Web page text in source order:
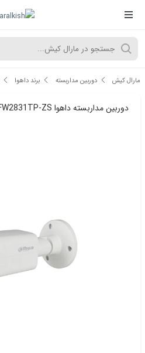
مارال کیش دوربین مداربسته برند داهوا
دوربین مداربسته داهوا IPC-HFW2831TP-ZS